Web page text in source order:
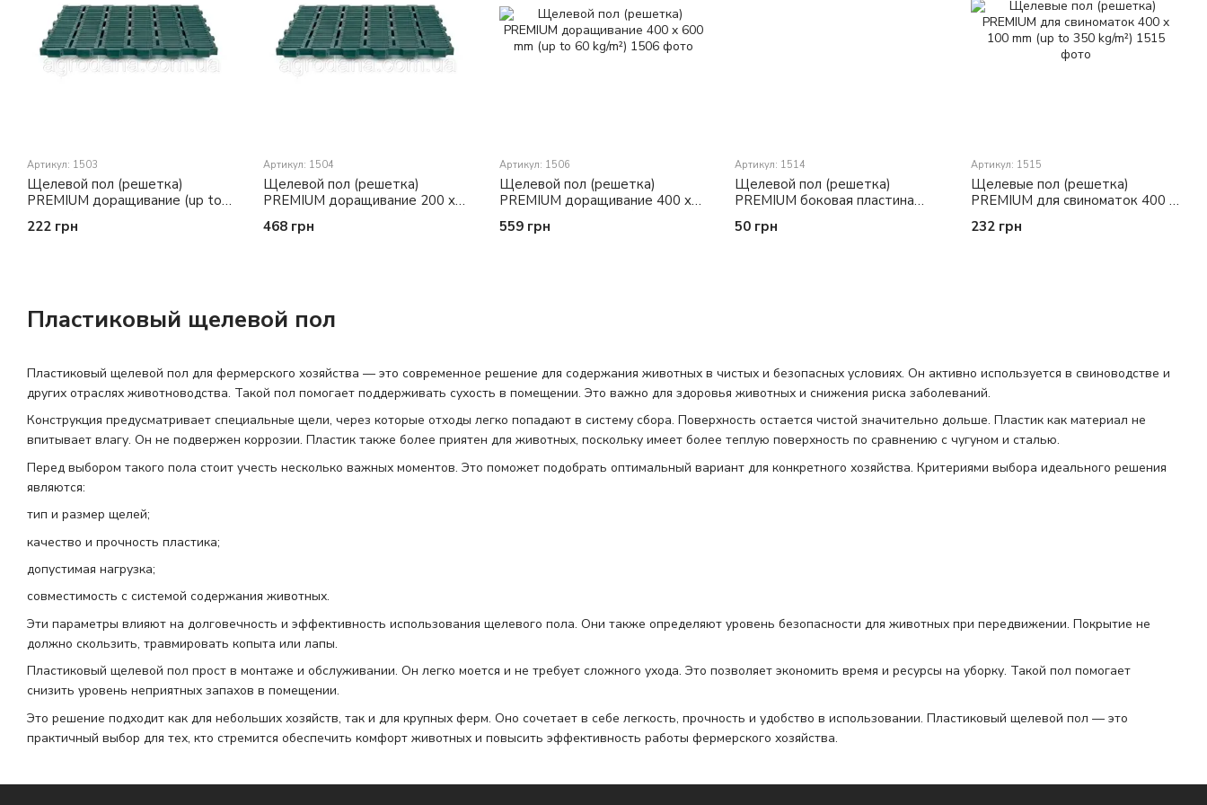
Пластиковый щелевой пол
Пластиковый щелевой пол для фермерского хозяйства — это современное решение для содержания животных в чистых и безопасных условиях. Он активно используется в свиноводстве и
других отраслях животноводства. Такой пол помогает поддерживать сухость в помещении. Это важно для здоровья животных и снижения риска заболеваний.
Конструкция предусматривает специальные щели, через которые отходы легко попадают в систему сбора. Поверхность остается чистой значительно дольше. Пластик как материал не
впитывает влагу. Он не подвержен коррозии. Пластик также более приятен для животных, поскольку имеет более теплую поверхность по сравнению с чугуном и сталью.
Перед выбором такого пола стоит учесть несколько важных моментов. Это поможет подобрать оптимальный вариант для конкретного хозяйства. Критериями выбора идеального решения
являются:
тип и размер щелей;
качество и прочность пластика;
допустимая нагрузка;
совместимость с системой содержания животных.
Эти параметры влияют на долговечность и эффективность использования щелевого пола. Они также определяют уровень безопасности для животных при передвижении. Покрытие не
должно скользить, травмировать копыта или лапы.
Пластиковый щелевой пол прост в монтаже и обслуживании. Он легко моется и не требует сложного ухода. Это позволяет экономить время и ресурсы на уборку. Такой пол помогает
снизить уровень неприятных запахов в помещении.
Это решение подходит как для небольших хозяйств, так и для крупных ферм. Оно сочетает в себе легкость, прочность и удобство в использовании. Пластиковый щелевой пол — это
практичный выбор для тех, кто стремится обеспечить комфорт животных и повысить эффективность работы фермерского хозяйства.
Артикул: 1503
Щелевой пол (решетка)
PREMIUM доращивание (up to
120 kg/m²)
222 грн
Артикул: 1504
Щелевой пол (решетка)
PREMIUM доращивание 200 x
600 mm (up to 200 kg/m²)
468 грн
Артикул: 1506
Щелевой пол (решетка)
PREMIUM доращивание 400 x
600 mm (up to 60 kg/m²)
559 грн
Артикул: 1514
Щелевой пол (решетка)
PREMIUM боковая пластина
strip 400 mm
50 грн
Артикул: 1515
Щелевые пол (решетка)
PREMIUM для свиноматок 400 x
100 mm (up to 350 kg/m²)
232 грн